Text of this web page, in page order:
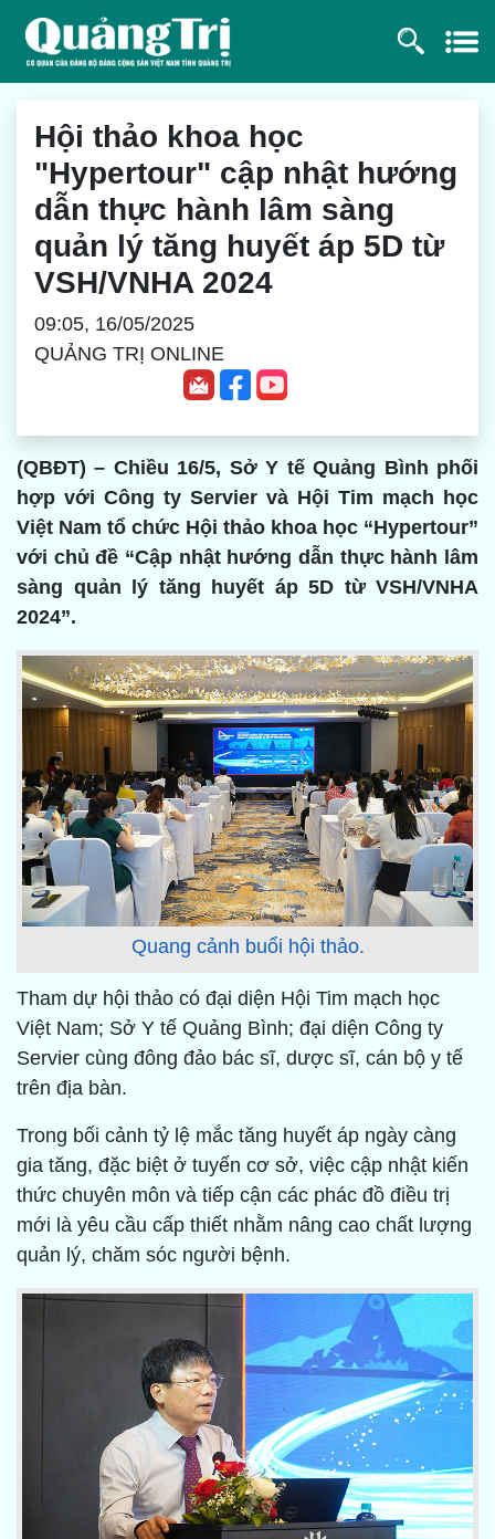
Hội thảo khoa học
"Hypertour" cập nhật hướng
dẫn thực hành lâm sàng
quản lý tăng huyết áp 5D từ
VSH/VNHA 2024
09:05, 16/05/2025
QUẢNG TRỊ ONLINE
(QBĐT) – Chiều 16/5, Sở Y tế Quảng Bình phối
hợp với Công ty Servier và Hội Tim mạch học
Việt Nam tổ chức Hội thảo khoa học “Hypertour”
với chủ đề “Cập nhật hướng dẫn thực hành lâm
sàng quản lý tăng huyết áp 5D từ VSH/VNHA
2024”.
Quang cảnh buổi hội thảo.
Tham dự hội thảo có đại diện Hội Tim mạch học
Việt Nam; Sở Y tế Quảng Bình; đại diện Công ty
Servier cùng đông đảo bác sĩ, dược sĩ, cán bộ y tế
trên địa bàn.
Trong bối cảnh tỷ lệ mắc tăng huyết áp ngày càng
gia tăng, đặc biệt ở tuyến cơ sở, việc cập nhật kiến
thức chuyên môn và tiếp cận các phác đồ điều trị
mới là yêu cầu cấp thiết nhằm nâng cao chất lượng
quản lý, chăm sóc người bệnh.